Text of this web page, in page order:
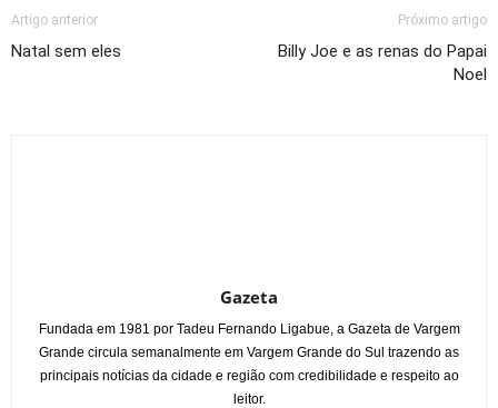
Artigo anterior
Natal sem eles
Próximo artigo
Billy Joe e as renas do Papai
Noel
Gazeta
Fundada em 1981 por Tadeu Fernando Ligabue, a Gazeta de Vargem
Grande circula semanalmente em Vargem Grande do Sul trazendo as
principais notícias da cidade e região com credibilidade e respeito ao
leitor.